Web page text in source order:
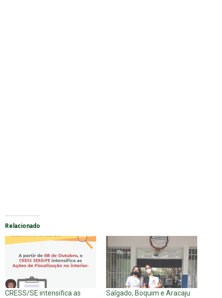
Relacionado
CRESS/SE intensifica as
Salgado, Boquim e Aracaju